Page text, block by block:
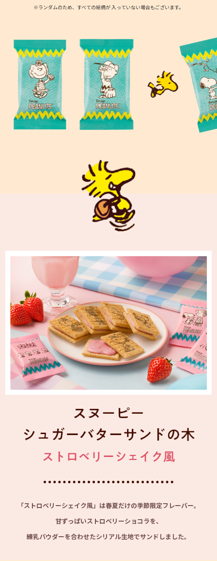
※ランダムのため、すべての絵柄が 入っていない場合もございます。
「ストロベリーシェイク風」は春夏だけの季節限定フレーバー。
甘ずっぱいストロベリーショコラを、
練乳パウダーを合わせたシリアル生地でサンドしました。